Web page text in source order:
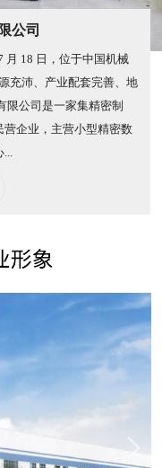
公司
月 18 日，位于中国机械
充沛、产业配套完善、地
限公司是一家集精密制
企业，主营小型精密数
...